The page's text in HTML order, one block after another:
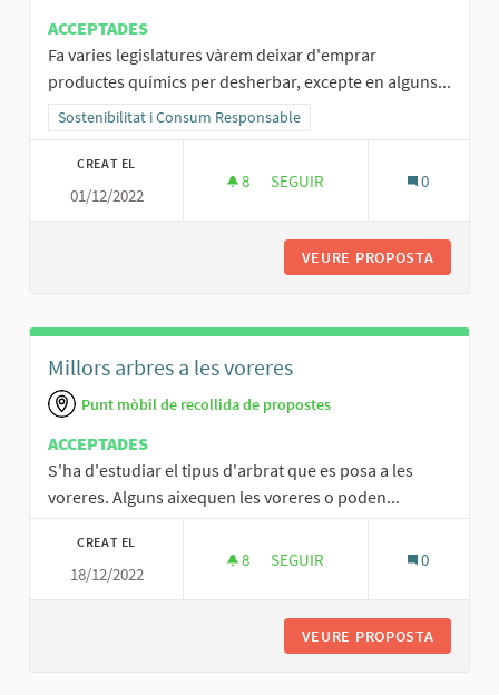
ACCEPTADES
Fa varies legislatures vàrem deixar d'emprar
productes químics per desherbar, excepte en alguns...
Resultats al filtrar per la categoria: Sostenibilitat i Consum
Sostenibilitat i Consum Responsable
CREAT EL
01/12/2022
8 8 SEGUIDORES
SEGUIR 0
VEURE PROPOSTA
Millors arbres a les voreres
Punt mòbil de recollida de propostes
ACCEPTADES
S'ha d'estudiar el tipus d'arbrat que es posa a les
voreres. Alguns aixequen les voreres o poden...
CREAT EL
18/12/2022
8 8 SEGUIDORES
SEGUIR 0
VEURE PROPOSTA